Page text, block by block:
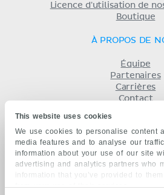
This website uses cookies
We use cookies to personalise content
media features and to analyse our
information about your use of our site
advertising and analytics partners who
information that you’ve provided to
from your use of their services.
Licence d'utilisation de
Boutique
À PROPOS DE
Équipe
Partenaires
Carrières
Contact
Politique de
KENHUB
English